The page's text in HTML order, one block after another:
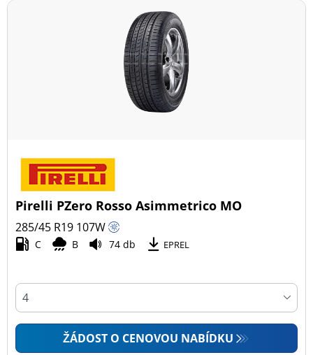
Pirelli PZero Rosso Asimmetrico MO
285/45 R19 107W
C B 74 db EPREL
ŽÁDOST O CENOVOU NABÍDKU